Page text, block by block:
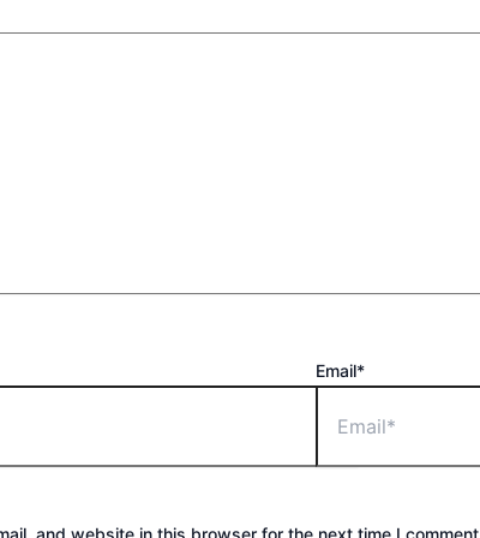
Email*
and website in this browser for the next time I comment.